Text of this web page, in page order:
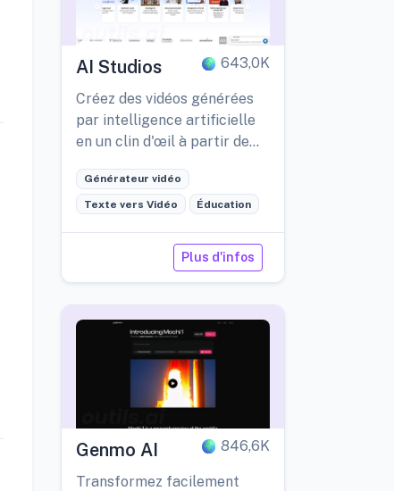
AI Studios 643,0K
Créez des vidéos générées
par intelligence artificielle
en un clin d'œil à partir de
Générateur vidéo
Texte vers Vidéo Éducation
Plus d'infos
Genmo AI 846,6K
Transformez facilement